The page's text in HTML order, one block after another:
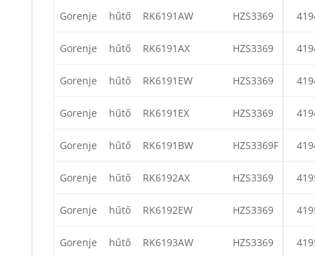
Gorenje hűtő RK6191AW HZS3369
Gorenje hűtő RK6191AX HZS3369
Gorenje hűtő RK6191EW HZS3369
Gorenje hűtő RK6191EX HZS3369
Gorenje hűtő RK6191BW HZS3369F
Gorenje hűtő RK6192AX HZS3369
Gorenje hűtő RK6192EW HZS3369
Gorenje hűtő RK6193AW HZS3369